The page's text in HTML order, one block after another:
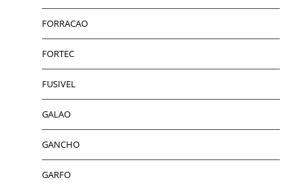
FORRACAO
FORTEC
FUSIVEL
GALAO
GANCHO
GARFO